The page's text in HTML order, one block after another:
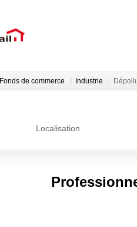
Fonds de commerce Industrie
Localisation